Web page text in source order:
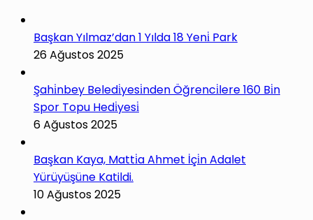
Başkan Yılmaz’dan 1 Yılda 18 Yeni̇ Park
26 Ağustos 2025
Şahi̇nbey Beledi̇yesi̇nden Öğrenci̇lere 160 Bi̇n
Spor Topu Hedi̇yesi̇
6 Ağustos 2025
Başkan Kaya, Matti̇a Ahmet İçi̇n Adalet
Yürüyüşüne Katildi.
10 Ağustos 2025